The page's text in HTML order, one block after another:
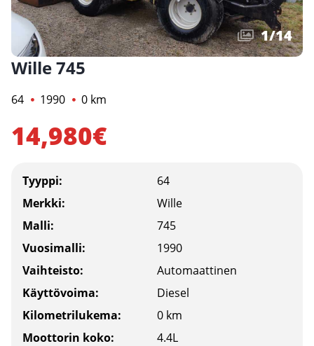
1/14
Wille 745
64 1990 0 km
14,980€
Tyyppi:
64
Merkki:
Wille
Malli:
745
Vuosimalli:
1990
Vaihteisto:
Automaattinen
Käyttövoima:
Diesel
Kilometrilukema:
0 km
Moottorin koko:
4.4L